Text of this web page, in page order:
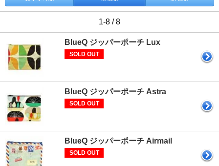
1-8 / 8
BlueQ ジッパーポーチ Lux
SOLD OUT
BlueQ ジッパーポーチ Astra
SOLD OUT
BlueQ ジッパーポーチ Airmail
SOLD OUT